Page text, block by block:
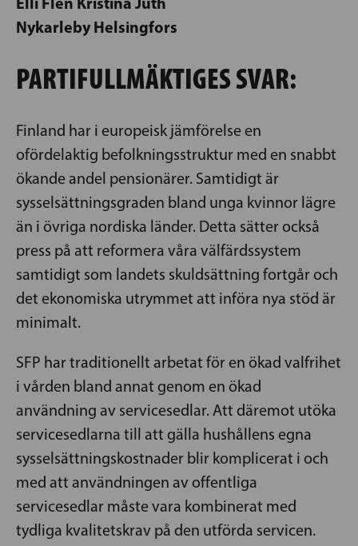
Nykarleby Helsingfors
PARTIFULLMÄKTIGES SVAR:
Finland har i europeisk jämförelse en
ofördelaktig befolkningsstruktur med en snabbt
ökande andel pensionärer. Samtidigt är
sysselsättningsgraden bland unga kvinnor lägre
än i övriga nordiska länder. Detta sätter också
press på att reformera våra välfärdssystem
samtidigt som landets skuldsättning fortgår och
det ekonomiska utrymmet att införa nya stöd är
minimalt.
SFP har traditionellt arbetat för en ökad valfrihet
i vården bland annat genom en ökad
användning av servicesedlar. Att däremot utöka
servicesedlarna till att gälla hushållens egna
sysselsättningskostnader blir komplicerat i och
med att användningen av offentliga
servicesedlar måste vara kombinerat med
tydliga kvalitetskrav på den utförda servicen.